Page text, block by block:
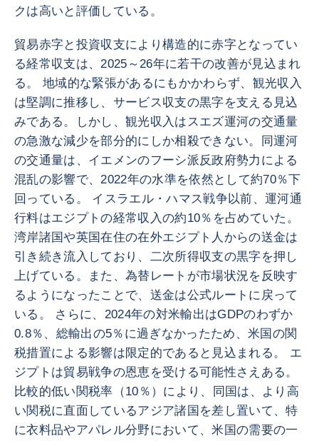
クは高いと評価している。
貿易赤字と投資収支により構造的に赤字となってい
る経常収支は、2025～26年に若干の改善が見込まれ
る。 地域的な緊張があるにもかかわらず、観光収入
は堅調に推移し、サービス収支の黒字を支える見込
みである。しかし、観光収入はスエズ運河の交通量
の急激な減少を部分的にしか相殺できない。同運河
の交通量は、イエメンのフーシ派反政府勢力による
混乱の影響で、2022年の水準を依然として約70％下
回っている。 イスラエル・ハマス戦争以前、運河通
行料はエジプトの経常収入の約10％を占めていた。
湾岸諸国や英国在住の在外エジプト人からの送金は
引き続き流入しており、二次所得収支の黒字を押し
上げている。また、為替レートが市場状況を反映す
るようになったことで、送金は公式ルートに戻って
いる。 さらに、2024年の対米輸出はGDPのわずか
0.8％、総輸出の5％に過ぎなかったため、米国の関
税措置による影響は限定的であると見込まれる。 エ
ジプトは貿易戦争の恩恵を受ける可能性さえある。
比較的低い関税率（10％）により、同国は、より高
い関税に直面しているアジア諸国を差し置いて、特
に衣料品やアパレル分野において、米国の需要の一